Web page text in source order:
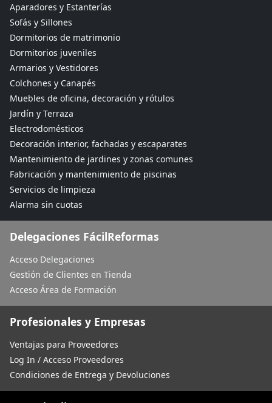
Aparadores y Estanterías
Sofás y Sillones
Dormitorios de matrimonio
Dormitorios juveniles
Armarios y Vestidores
Colchones y Canapés
Muebles de oficina, decoración y rótulos
Jardín y Terraza
Electrodomésticos
Decoración interior, fachadas y escaparates
Mantenimiento de jardines y zonas comunes
Fabricación y mantenimiento de piscinas
Servicios de limpieza
Alarma sin cuotas
Delegaciones FácilReformas
Acceso Delegaciones
Gestión de Clientes en Tienda
Acceso Área de Formación
Profesionales y Empresas
Ventajas para Proveedores
Log In / Acceso Proveedores
Condiciones de Entrega y Devoluciones